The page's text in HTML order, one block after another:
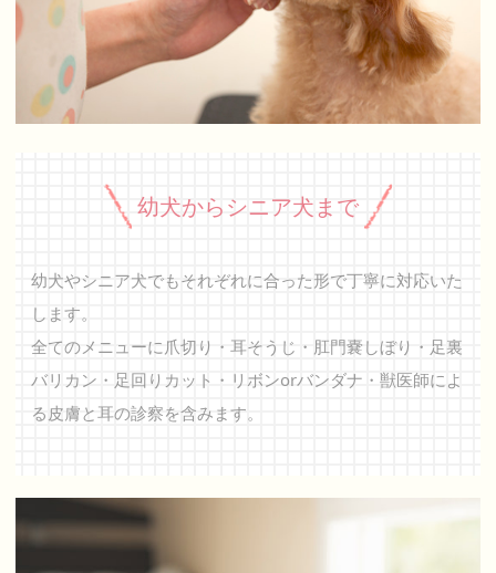
幼犬からシニア犬まで
幼犬やシニア犬でもそれぞれに合った形で丁寧に対応いた
します。
全てのメニューに爪切り・耳そうじ・肛門嚢しぼり・足裏
バリカン・足回りカット・リボンorバンダナ・ 獣医師によ
る皮膚と耳の診察を含みます。